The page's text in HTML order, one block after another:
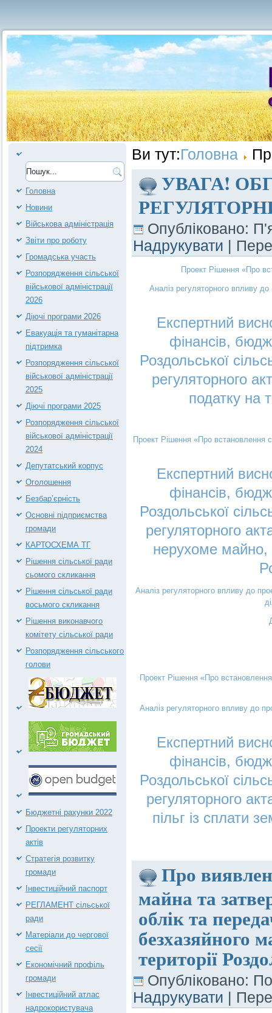
Головна
Новини
Військова адміністрація
Звіти про роботу
Громадська участь
Розпорядження сільської
військової адміністрації
2026
Діючі програми 2026
Евакуація та гуманітарна
підтримка
Розпорядження сільської
військової адміністрації
2025
Діючі програми 2025
Розпорядження сільської
військової адміністрації
2024
Депутатський корпус
Оголошення
Безбар’єрність
Основні підприємства
громади
КАРТОСХЕМА ТГ
Рішення сільської ради
сьомого скликання
Рішення сільської ради
восьмого скликання
Рішення виконавчого
комітету сільської ради
Розпорядження сільського
голови
Бюджетні рахунки 2022
Проекти регуляторних
актів
Стратегія розвитку
громади
Інвестиційний паспорт
РЕГЛАМЕНТ сільської
ради
Матеріали до чергової
сесії
Економічний профіль
громади
Інвестиційний атлас
надрокористувача
Ви тут:Головна
УВАГА!
Опубліковано:
Надрукувати
|
Проект Рішення «Про
Аналіз регуляторного впливу
Експертний
фінансів,
Роздольської
регуляторного
податку на
Проект Рішення «Про встановлення
Експертний
фінансів,
Роздольської
регуляторного
нерухоме майно,
Аналіз регуляторного впливу до
Проект Рішення «Про встановлення
Аналіз регуляторного впливу до
Експертний
фінансів,
Роздольської
регуляторного
пільг із сплати
Про
майна та
облік та
безхазяйного
території
Опубліковано:
Надрукувати
|